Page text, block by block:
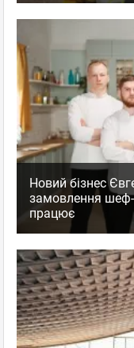
Новий бізнес
замовлення шеф-
працює